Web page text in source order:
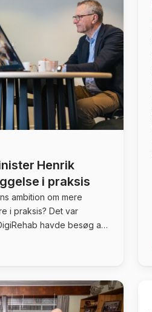
Henrik
i praksis
ambition om mere
i praksis? Det var
havde besøg af
Samtalen tog afsæt i
er en afgørende
til at nå sammen […]